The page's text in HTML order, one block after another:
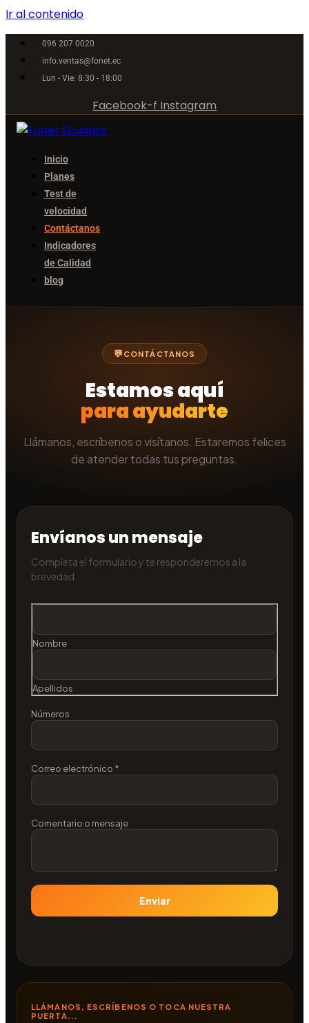
Ir al contenido
096 207 0020
info.ventas@fonet.ec
Lun - Vie: 8:30 - 18:00
Facebook-f Instagram
Inicio
Planes
Test de
velocidad
Contáctanos
Indicadores
de Calidad
blog
CONTÁCTANOS
Estamos aquí
para ayudarte
Llámanos, escríbenos o visítanos. Estaremos felices
de atender todas tus preguntas.
Envíanos un mensaje
Completa el formulario y te responderemos a la
brevedad.
Nombre
Apellidos
Números
electrónico
o
Correo electrónico *
Comentario o mensaje
Enviar
LLÁMANOS, ESCRÍBENOS O TOCA NUESTRA
PUERTA...